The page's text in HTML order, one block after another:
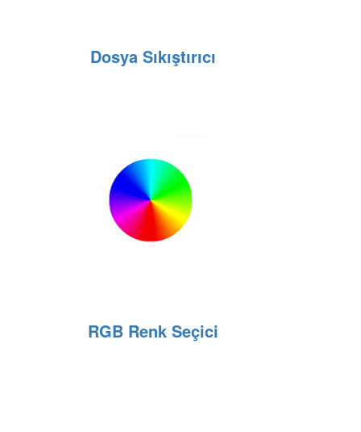
Dosya Sıkıştırıcı
RGB Renk Seçici